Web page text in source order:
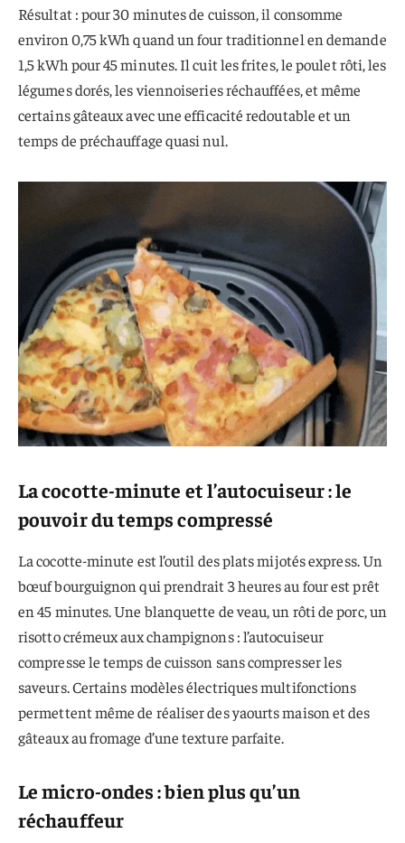
Résultat : pour 30 minutes de cuisson, il consomme
environ 0,75 kWh quand un four traditionnel en demande
1,5 kWh pour 45 minutes. Il cuit les frites, le poulet rôti, les
légumes dorés, les viennoiseries réchauffées, et même
certains gâteaux avec une efficacité redoutable et un
temps de préchauffage quasi nul.
La cocotte-minute et l’autocuiseur : le
pouvoir du temps compressé
La cocotte-minute est l’outil des plats mijotés express. Un
bœuf bourguignon qui prendrait 3 heures au four est prêt
en 45 minutes. Une blanquette de veau, un rôti de porc, un
risotto crémeux aux champignons : l’autocuiseur
compresse le temps de cuisson sans compresser les
saveurs. Certains modèles électriques multifonctions
permettent même de réaliser des yaourts maison et des
gâteaux au fromage d’une texture parfaite.
Le micro-ondes : bien plus qu’un
réchauffeur